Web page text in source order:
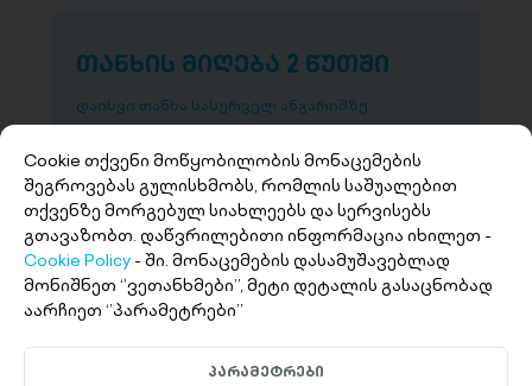
თანხის მიღება 2 წუთში
დაისვი თანხა სასურველ ანგარიშზე
Cookie თქვენი მოწყობილობის მონაცემების
შეგროვებას გულისხმობს, რომლის საშუალებით
თქვენზე მორგებულ სიახლეებს და სერვისებს
გთავაზობთ. დაწვრილებითი ინფორმაცია იხილეთ -
Cookie Policy - ში. მონაცემების დასამუშავებლად
მონიშნეთ ‘’ვეთანხმები’’, მეტი დეტალის გასაცნობად
აარჩიეთ ‘’პარამეტრები’’
პარამეტრები